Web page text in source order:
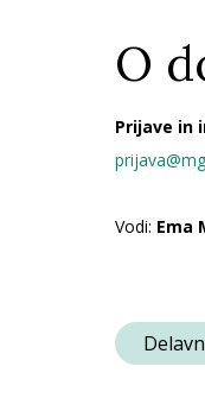
O
Prijave in
Vodi: Ema